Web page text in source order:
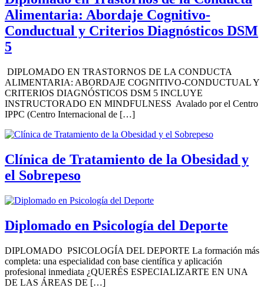
Alimentaria: Abordaje Cognitivo-
Conductual y Criterios Diagnósticos DSM
5
DIPLOMADO EN TRASTORNOS DE LA CONDUCTA
ALIMENTARIA: ABORDAJE COGNITIVO-CONDUCTUAL Y
CRITERIOS DIAGNÓSTICOS DSM 5 INCLUYE
INSTRUCTORADO EN MINDFULNESS Avalado por el Centro
IPPC (Centro Internacional de […]
Clínica de Tratamiento de la Obesidad y
el Sobrepeso
Diplomado en Psicología del Deporte
DIPLOMADO PSICOLOGÍA DEL DEPORTE La formación más
completa: una especialidad con base científica y aplicación
profesional inmediata ¿QUERÉS ESPECIALIZARTE EN UNA
DE LAS ÁREAS DE […]